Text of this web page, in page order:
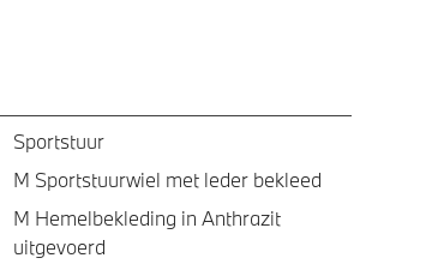
Sportstuur
M Sportstuurwiel met leder bekleed
M Hemelbekleding in Anthrazit
uitgevoerd